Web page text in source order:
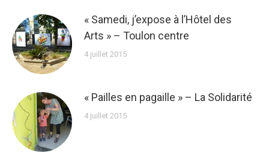
« Samedi, j’expose à l’Hôtel des
Arts » – Toulon centre
4 juillet 2015
« Pailles en pagaille » – La Solidarité
4 juillet 2015